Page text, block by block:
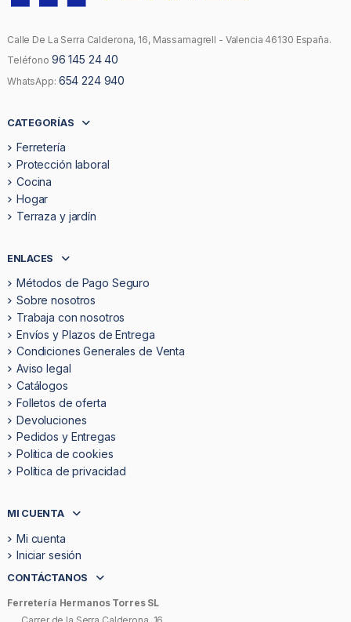
Calle De La Serra Calderona, 16, Massamagrell - Valencia 46130 España.
Teléfono 96 145 24 40
WhatsApp: 654 224 940
CATEGORÍAS
Ferretería
Protección laboral
Cocina
Hogar
Terraza y jardín
ENLACES
Métodos de Pago Seguro
Sobre nosotros
Trabaja con nosotros
Envíos y Plazos de Entrega
Condiciones Generales de Venta
Aviso legal
Catálogos
Folletos de oferta
Devoluciones
Pedidos y Entregas
Politica de cookies
Política de privacidad
MI CUENTA
Mi cuenta
Iniciar sesión
CONTÁCTANOS
Ferretería Hermanos Torres SL